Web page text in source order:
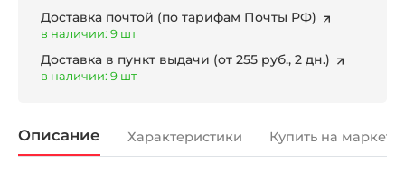
Доставка почтой (по тарифам Почты РФ)
в наличии: 9 шт
Доставка в пункт выдачи (от 255 руб., 2 дн.)
в наличии: 9 шт
Описание Характеристики Купить на